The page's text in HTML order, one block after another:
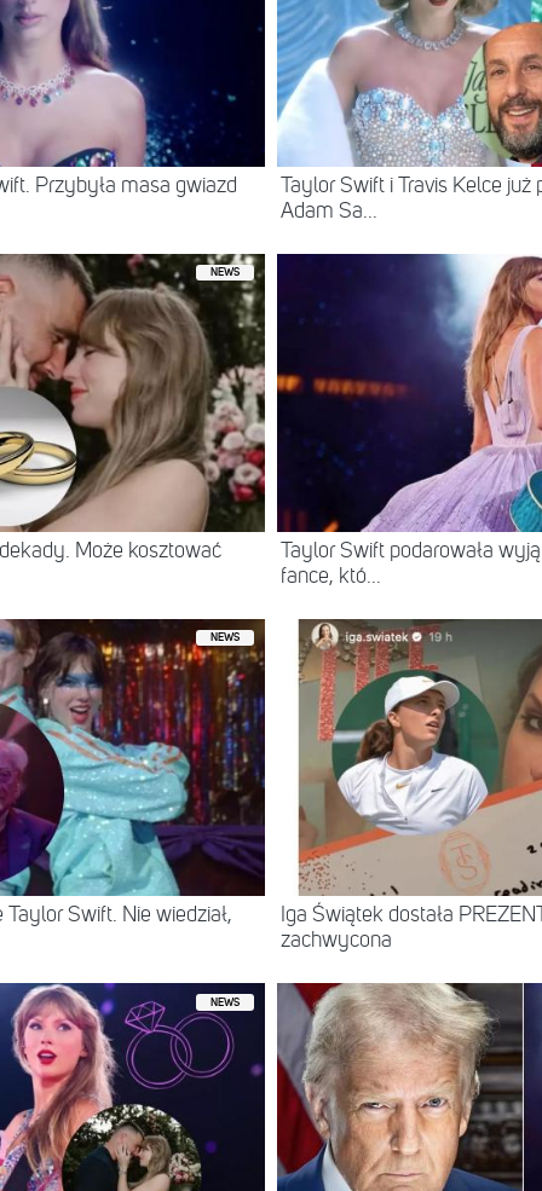
Przybyła masa gwiazd
Taylor Swift i Travis Kelce już
Adam Sa...
NEWS
Może kosztować
Taylor Swift podarowała
fance, któ...
NEWS
Swift. Nie wiedział,
Iga Świątek dostała
zachwycona
NEWS